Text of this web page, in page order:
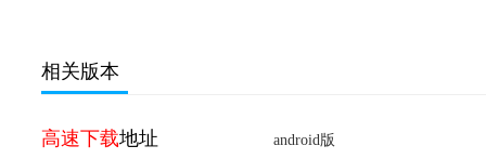
相关版本
高速下载地址 android版